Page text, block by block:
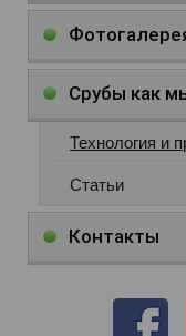
Срубы как
Технология и
Статьи
Контакты